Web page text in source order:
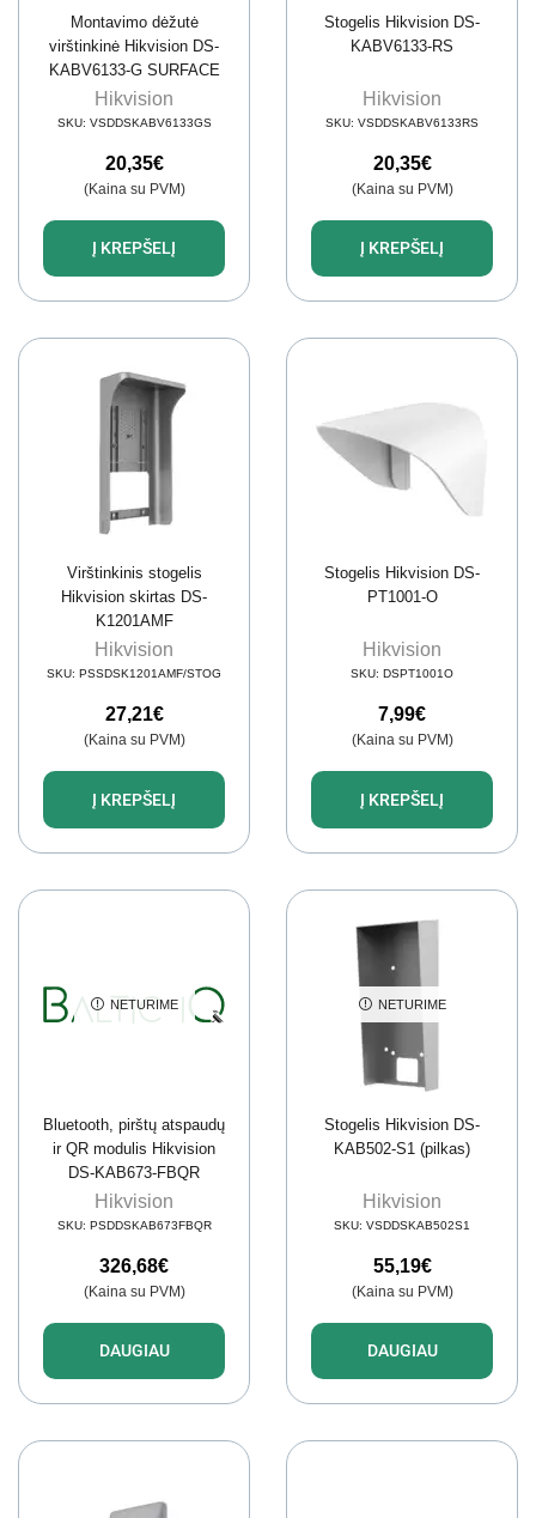
Montavimo dėžutė
virštinkinė Hikvision DS-
KABV6133-G SURFACE
Hikvision
SKU: VSDDSKABV6133GS
20,35€
(Kaina su PVM)
Į KREPŠELĮ
Stogelis Hikvision DS-
KABV6133-RS
Hikvision
SKU: VSDDSKABV6133RS
20,35€
(Kaina su PVM)
Į KREPŠELĮ
Virštinkinis stogelis
Hikvision skirtas DS-
K1201AMF
Hikvision
SKU: PSSDSK1201AMF/STOG
27,21€
(Kaina su PVM)
Į KREPŠELĮ
Stogelis Hikvision DS-
PT1001-O
Hikvision
SKU: DSPT1001O
7,99€
(Kaina su PVM)
Į KREPŠELĮ
NETURIME
Bluetooth, pirštų atspaudų
ir QR modulis Hikvision
DS-KAB673-FBQR
Hikvision
SKU: PSDDSKAB673FBQR
326,68€
(Kaina su PVM)
DAUGIAU
NETURIME
Stogelis Hikvision DS-
KAB502-S1 (pilkas)
Hikvision
SKU: VSDDSKAB502S1
55,19€
(Kaina su PVM)
DAUGIAU